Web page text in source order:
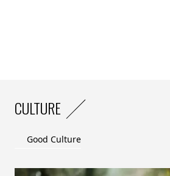
CULTURE
Good Culture